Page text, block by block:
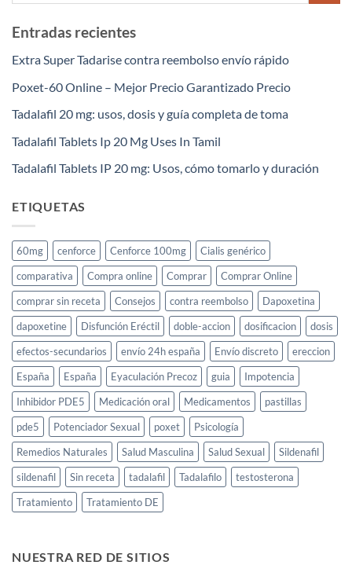
Entradas recientes
Extra Super Tadarise contra reembolso envío rápido
Poxet-60 Online – Mejor Precio Garantizado Precio
Tadalafil 20 mg: usos, dosis y guía completa de toma
Tadalafil Tablets Ip 20 Mg Uses In Tamil
Tadalafil Tablets IP 20 mg: Usos, cómo tomarlo y duración
ETIQUETAS
60mg cenforce Cenforce 100mg
Cialis genérico
comparativa
Compra online Comprar
Comprar Online
comprar sin receta
Consejos contra reembolso
Dapoxetina
dapoxetine
Disfunción Eréctil doble-accion dosificacion
dosis
efectos-secundarios
envío 24h españa Envío discreto
ereccion
España
España Eyaculación Precoz guia
Impotencia
Inhibidor PDE5
Medicación oral Medicamentos
pastillas
pde5
Potenciador Sexual poxet
Psicología
Remedios Naturales
Salud Masculina Salud Sexual
Sildenafil
sildenafil
Sin receta tadalafil Tadalafilo
testosterona
Tratamiento
Tratamiento DE
NUESTRA RED DE SITIOS